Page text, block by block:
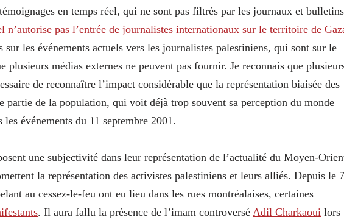
en temps réel, qui ne sont pas filtrés par les journaux et bulletins
n’autorise pas l’entrée de journalistes internationaux sur le territoire de
sur les événements actuels vers les journalistes palestiniens, qui sont sur le
plusieurs médias externes ne peuvent pas fournir. Je reconnais que
de reconnaître l’impact considérable que la représentation biaisée des
partie de la population, qui voit déjà trop souvent sa perception du monde
événements du 11 septembre 2001.
une subjectivité dans leur représentation de l’actualité du Moyen-
la représentation des activistes palestiniens et leurs alliés. Depuis le 7
au cessez-le-feu ont eu lieu dans les rues montréalaises, certaines
. Il aura fallu la présence de l’imam controversé Adil Charkaoui lors